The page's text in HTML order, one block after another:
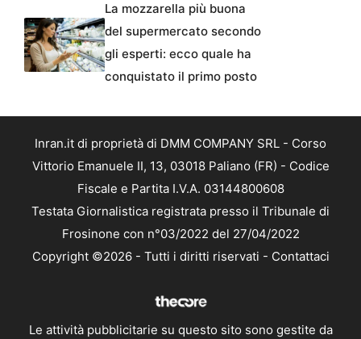
La mozzarella più buona
del supermercato secondo
gli esperti: ecco quale ha
conquistato il primo posto
Inran.it di proprietà di DMM COMPANY SRL - Corso
Vittorio Emanuele II, 13, 03018 Paliano (FR) - Codice
Fiscale e Partita I.V.A. 03144800608
Testata Giornalistica registrata presso il Tribunale di
Frosinone con n°03/2022 del 27/04/2022
Copyright ©2026 - Tutti i diritti riservati - Contattaci
Le attività pubblicitarie su questo sito sono gestite da